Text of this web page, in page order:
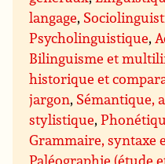
langage,
Psycholinguistique,
Bilinguisme et
historique et
jargon, Sémantique,
stylistique,
Grammaire, syntaxe
Paléographie (étude